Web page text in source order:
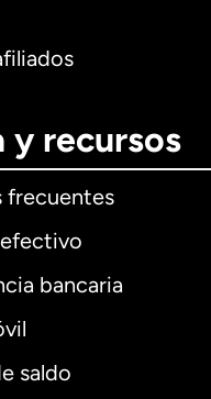
y recursos
frecuentes
bancaria
saldo